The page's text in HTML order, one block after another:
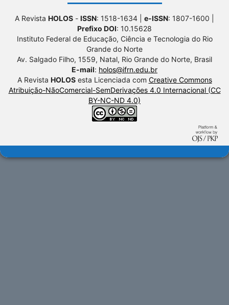
A Revista HOLOS - ISSN: 1518-1634 | e-ISSN: 1807-1600 |
Prefixo DOI: 10.15628
Instituto Federal de Educação, Ciência e Tecnologia do Rio
Grande do Norte
Av. Salgado Filho, 1559, Natal, Rio Grande do Norte, Brasil
E-mail: holos@ifrn.edu.br
A Revista HOLOSesta Licenciada com Creative Commons
Atribuição-NãoComercial-SemDerivações 4.0 Internacional (CC
BY-NC-ND 4.0)